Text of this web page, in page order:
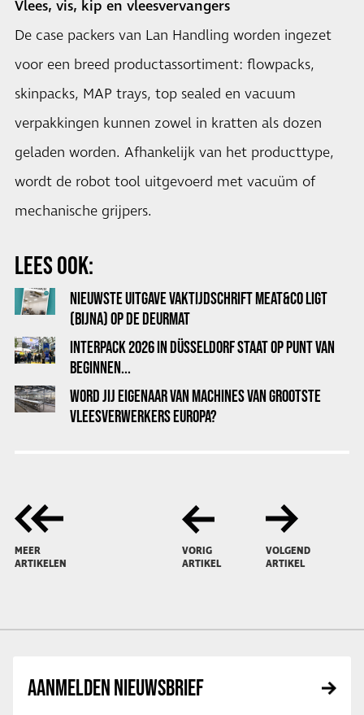
Vlees, vis, kip en vleesvervangers
De case packers van Lan Handling worden ingezet
voor een breed productassortiment: flowpacks,
skinpacks, MAP trays, top sealed en vacuum
verpakkingen kunnen zowel in kratten als dozen
geladen worden. Afhankelijk van het producttype,
wordt de robot tool uitgevoerd met vacuüm of
mechanische grijpers.
LEES OOK:
NIEUWSTE UITGAVE VAKTIJDSCHRIFT MEAT&CO LIGT
(BIJNA) OP DE DEURMAT
INTERPACK 2026 IN DÜSSELDORF STAAT OP PUNT VAN
BEGINNEN...
WORD JIJ EIGENAAR VAN MACHINES VAN GROOTSTE
VLEESVERWERKERS EUROPA?
MEER
ARTIKELEN
VORIG
ARTIKEL
VOLGEND
ARTIKEL
AANMELDEN NIEUWSBRIEF